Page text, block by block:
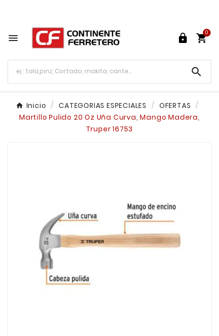
  
0

Inicio CATEGORIAS ESPECIALES
OFERTAS
Martillo Pulido 20 Oz Uña Curva, Mango Madera,
Truper 16753